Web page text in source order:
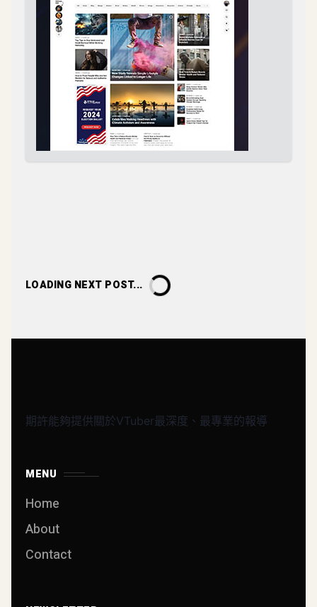
LOADING NEXT POST...
期許能夠提供關於VTuber最深度、最專業的報導
MENU
Home
About
Contact